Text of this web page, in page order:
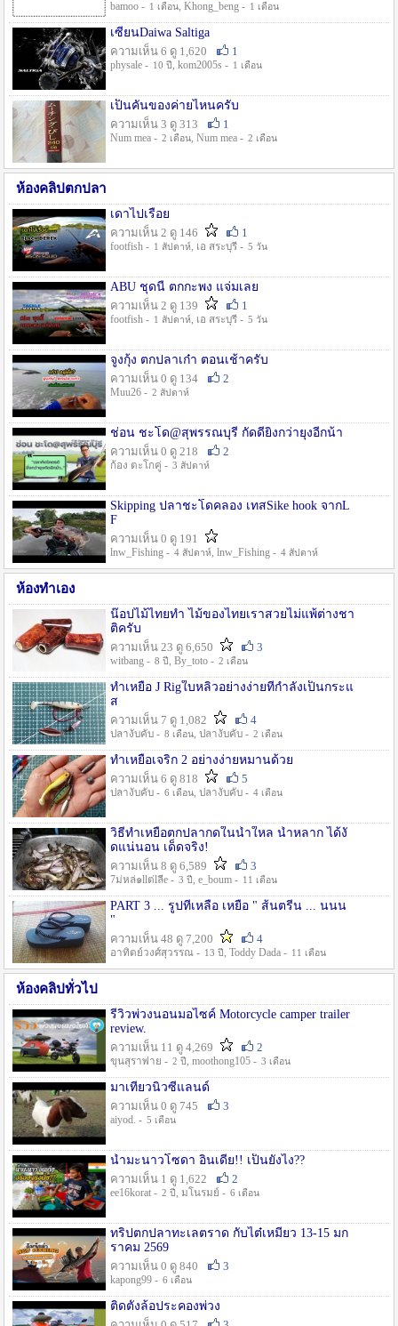
bamoo - 1 เดือน, Khong_beng - 1 เดือน
เซียนDaiwa Saltiga
ความเห็น 6 ดู 1,620
1
physale - 10 ปี , kom2005s - 1 เดือน
เป็นคันของค่ายไหนครับ
ความเห็น 3 ดู 313
1
Num mea - 2 เดือน, Num mea - 2 เดือน
ห้องคลิปตกปลา
เดาไปเรื่อย
ความเห็น 2 ดู 146
1
footfish - 1 สัปดาห์, เอ สระบุรี - 5 วัน
ABU ชุดนี้ ตกกะพง แจ่มเลย
ความเห็น 2 ดู 139
1
footfish - 1 สัปดาห์, เอ สระบุรี - 5 วัน
จูงกุ้ง ตกปลาเก๋า ตอนเช้าครับ
ความเห็น 0 ดู 134
2
Muu26 - 2 สัปดาห์
ช่อน ชะโด@สุพรรณบุรี กัดดียิ่งกว่ายุงอีกน้า
ความเห็น 0 ดู 218
2
ก้อง ตะโกคู่ - 3 สัปดาห์
Skipping ปลาชะโดคลอง เทสSike hook จากL
F
ความเห็น 0 ดู 191
lnw_Fishing - 4 สัปดาห์, lnw_Fishing - 4 สัปดาห์
ห้องทำเอง
น๊อปไม้ไทยทำ ไม้ของไทยเราสวยไม่แพ้ต่างชา
ติครับ
ความเห็น 23 ดู 6,650
3
witbang - 8 ปี , By_toto - 2 เดือน
ทำเหยื่อ J Rigใบหลิวอย่างง่ายที่กำลังเป็นกระแ
ส
ความเห็น 7 ดู 1,082
4
ปลางับคับ - 8 เดือน, ปลางับคับ - 2 เดือน
ทำเหยื่อเจริก 2 อย่างง่ายหมานด้วย
ความเห็น 6 ดู 818
5
ปลางับคับ - 6 เดือน, ปลางับคับ - 4 เดือน
วิธีทำเหยื่อตกปลากดในน้ำใหล น้ำหลาก ได้งั
ดแน่นอน เด็ดจริง!
ความเห็น 8 ดู 6,589
3
7ม่หล่๑llต่lลีe - 3 ปี , e_boum - 11 เดือน
PART 3 ... รูปที่เหลือ เหยื่อ " ส้นตรีน ... นนน
"
ความเห็น 48 ดู 7,200
4
อาทิตย์วงศ์สุวรรณ - 13 ปี , Toddy Dada - 11 เดือน
ห้องคลิปทั่วไป
รีวิวพ่วงนอนมอไซค์ Motorcycle camper trailer
review.
ความเห็น 11 ดู 4,269
2
ขุนสุราพ่าย - 2 ปี , moothong105 - 3 เดือน
มาเที่ยวนิวซีแลนด์
ความเห็น 0 ดู 745
3
aiyod. - 5 เดือน
น้ำมะนาวโซดา อินเดีย!! เป็นยังไง??
ความเห็น 1 ดู 1,622
2
ee16korat - 2 ปี , มโนรมย์ - 6 เดือน
ทริปตกปลาทะเลตราด กับไต๋เหมี่ยว 13-15 มก
ราคม 2569
ความเห็น 0 ดู 840
3
kapong99 - 6 เดือน
ติดตั้งล้อประคองพ่วง